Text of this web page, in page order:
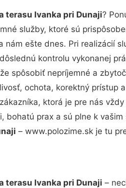
terasu Ivanka pri Dunaji?
služby, ktoré sú
nám ešte dnes. Pri realizácií
kontrolu vykonanej
spôsobiť nepríjemné a
ochota, korektný prístup
ktorá je pre nás
bohatú prax a sú plne k vašim
– www.polozime.sk je tu
terasu Ivanka pri Dunaji –